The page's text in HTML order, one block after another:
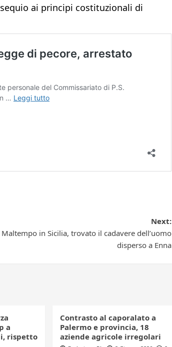
ai principi costituzionali di
Next:
Maltempo in Sicilia, trovato il cadavere dell’uomo
disperso a Enna
a
rispetto
Contrasto al caporalato a
Palermo e provincia, 18
aziende agricole irregolari